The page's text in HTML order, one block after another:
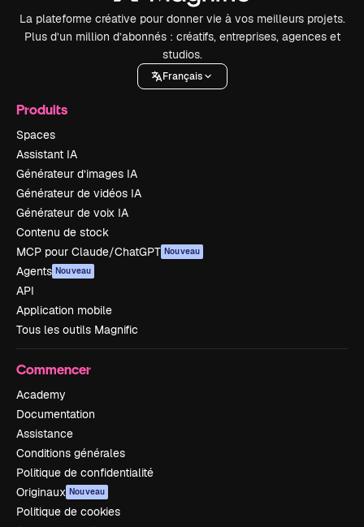
La plateforme créative pour donner vie à vos meilleurs projets.
Plus d’un million d’abonnés : créatifs, entreprises, agences et
studios.
Français
Produits
Spaces
Assistant IA
Générateur d’images IA
Générateur de vidéos IA
Générateur de voix IA
Contenu de stock
MCP pour Claude/ChatGPT Nouveau
Agents Nouveau
API
Application mobile
Tous les outils Magnific
Commencer
Academy
Documentation
Assistance
Conditions générales
Politique de confidentialité
Originaux Nouveau
Politique de cookies